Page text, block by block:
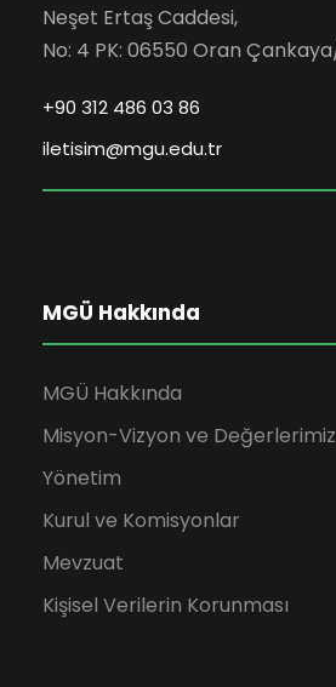
Neşet Ertaş Caddesi,
No: 4 PK: 06550 Oran
+90 312 486 03 86
iletisim@mgu.edu.tr
MGÜ Hakkında
MGÜ Hakkında
Misyon-Vizyon ve Değerlerimiz
Yönetim
Kurul ve Komisyonlar
Mevzuat
Kişisel Verilerin Korunması